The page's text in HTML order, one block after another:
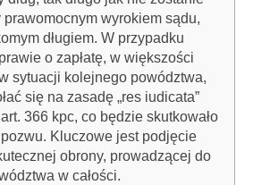
wyrokiem sądu,
długiem. W przypadku
o zapłatę, w większości
sytuacji kolejnego powództwa,
się na zasadę „res iudicata”
366 kpc, co będzie skutkowało
Kluczowe jest podjęcie
obrony, prowadzącej do
w całości.